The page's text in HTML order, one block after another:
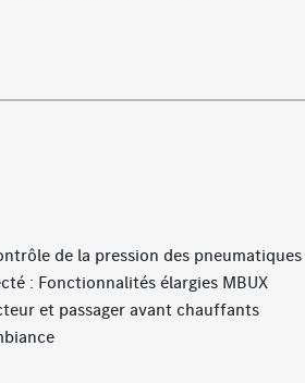
de la pression des pneumatiques
: Fonctionnalités élargies MBUX
et passager avant chauffants